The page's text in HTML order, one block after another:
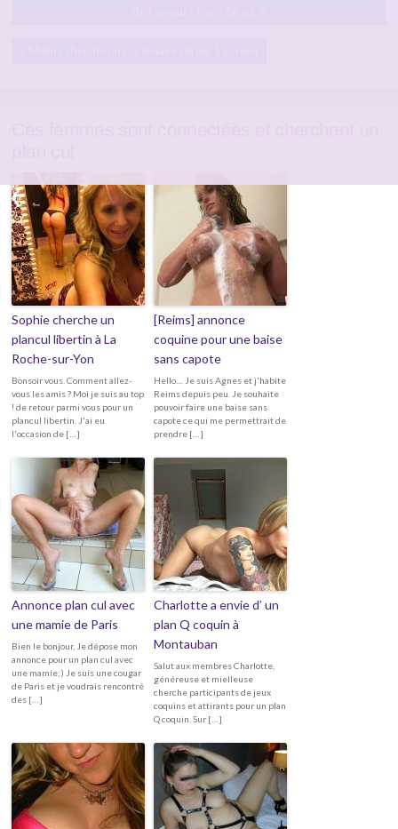
Sophie cherche un
plancul libertin à La
Roche-sur-Yon
Bonsoir vous. Comment allez-
vous les amis ? Moi je suis au top
! de retour parmi vous pour un
plancul libertin. J'ai eu
l'occasion de […]
[Reims] annonce
coquine pour une baise
sans capote
Hello.... Je suis Agnes et j'habite
Reims depuis peu. Je souhaite
pouvoir faire une baise sans
capote ce qui me permettrait de
prendre […]
Annonce plan cul avec
une mamie de Paris
Bien le bonjour, Je dépose mon
annonce pour un plan cul avec
une mamie;) Je suis une cougar
de Paris et je voudrais rencontré
des […]
Charlotte a envie d’ un
plan Q coquin à
Montauban
Salut aux membres Charlotte,
généreuse et mielleuse
cherche participants de jeux
coquins et attirants pour un plan
Q coquin. Sur […]